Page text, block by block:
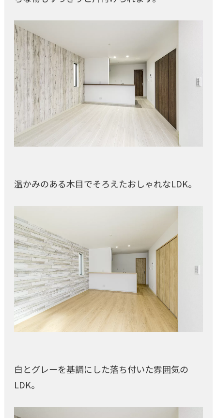
温かみのある木目でそろえたおしゃれなLDK。
白とグレーを基調にした落ち付いた雰囲気の
LDK。